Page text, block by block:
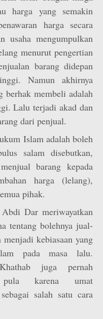
harga yang semakin
harga secara
usaha mengumpulkan
menurut pengertian
barang didepan
Namun akhirnya
berhak membeli adalah
Lalu terjadi akad dan
dari penjual.
Islam adalah boleh
salam disebutkan,
barang kepada
harga (lelang),
pihak.
Dar meriwayatkan
tentang bolehnya jual-
kebiasaan yang
pada masa lalu.
juga pernah
pula karena umat
salah satu cara